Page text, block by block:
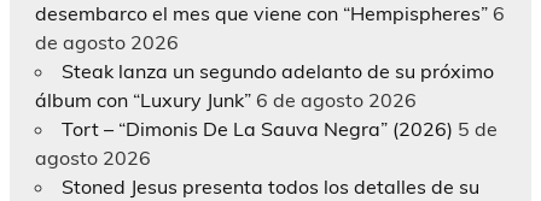
desembarco el mes que viene con “Hempispheres” 6
de agosto 2026
Steak lanza un segundo adelanto de su próximo
álbum con “Luxury Junk” 6 de agosto 2026
Tort – “Dimonis De La Sauva Negra” (2026) 5 de
agosto 2026
Stoned Jesus presenta todos los detalles de su